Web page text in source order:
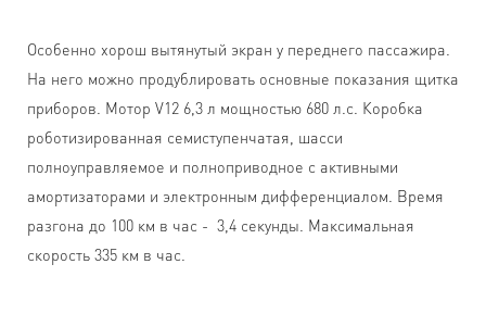
Особенно хорош вытянутый экран у переднего пассажира.
На него можно продублировать основные показания щитка
приборов. Мотор V12 6,3 л мощностью 680 л.с. Коробка
роботизированная семиступенчатая, шасси
полноуправляемое и полноприводное с активными
амортизаторами и электронным дифференциалом. Время
разгона до 100 км в час - 3,4 секунды. Максимальная
скорость 335 км в час.